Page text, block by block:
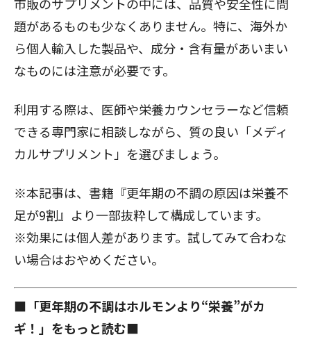
題があるものも少なくありません。特に、海外か
ら個人輸入した製品や、成分・含有量があいまい
なものには注意が必要です。
利用する際は、医師や栄養カウンセラーなど信頼
できる専門家に相談しながら、質の良い「メディ
カルサプリメント」を選びましょう。
※本記事は、書籍『更年期の不調の原因は栄養不
足が9割』より一部抜粋して構成しています。
※効果には個人差があります。試してみて合わな
い場合はおやめください。
■「更年期の不調はホルモンより“栄養”がカ
ギ！」をもっと読む■